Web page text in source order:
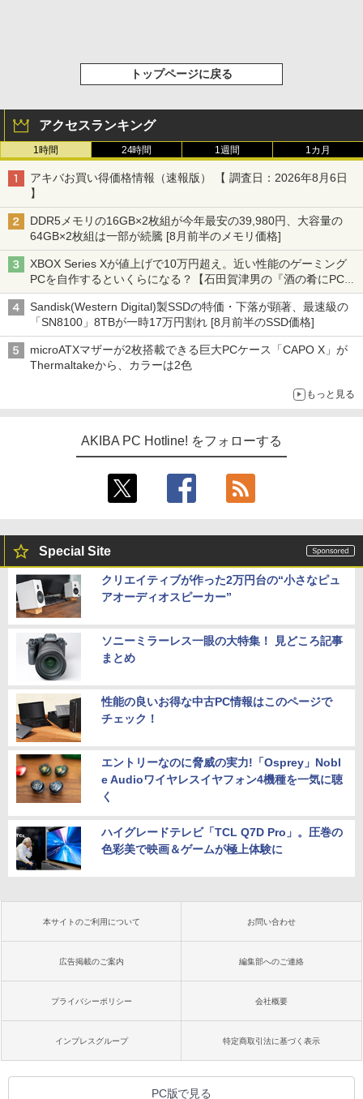
トップページに戻る
アクセスランキング
1時間 24時間 1週間 1カ月
アキバお買い得価格情報（速報版） 【 調査日：2026年8月6日
】
DDR5メモリの16GB×2枚組が今年最安の39,980円、大容量の
64GB×2枚組は一部が続騰 [8月前半のメモリ価格]
XBOX Series Xが値上げで10万円超え。近い性能のゲーミング
PCを自作するといくらになる？【石田賀津男の『酒の肴にPCゲ
ーム』】
Sandisk(Western Digital)製SSDの特価・下落が顕著、最速級の
「SN8100」8TBが一時17万円割れ [8月前半のSSD価格]
microATXマザーが2枚搭載できる巨大PCケース「CAPO X」が
Thermaltakeから、カラーは2色
もっと見る
AKIBA PC Hotline! をフォローする
Special Site
クリエイティブが作った2万円台の“小さなピュ
アオーディオスピーカー”
ソニーミラーレス一眼の大特集！ 見どころ記事
まとめ
性能の良いお得な中古PC情報はこのページで
チェック！
エントリーなのに脅威の実力!「Osprey」Nobl
e Audioワイヤレスイヤフォン4機種を一気に聴
く
ハイグレードテレビ「TCL Q7D Pro」。圧巻の
色彩美で映画＆ゲームが極上体験に
本サイトのご利用について お問い合わせ
広告掲載のご案内 編集部へのご連絡
プライバシーポリシー 会社概要
インプレスグループ 特定商取引法に基づく表示
PC版で見る